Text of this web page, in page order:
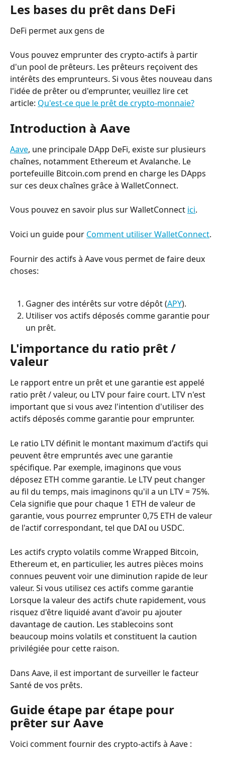
Les bases du prêt dans DeFi
DeFi permet aux gens de
Vous pouvez emprunter des crypto-actifs à partir
d'un pool de prêteurs. Les prêteurs reçoivent des
intérêts des emprunteurs. Si vous êtes nouveau dans
l'idée de prêter ou d'emprunter, veuillez lire cet
article: Qu'est-ce que le prêt de crypto-monnaie?
Introduction à Aave
Aave, une principale DApp DeFi, existe sur plusieurs
chaînes, notamment Ethereum et Avalanche. Le
portefeuille Bitcoin.com prend en charge les DApps
sur ces deux chaînes grâce à WalletConnect.
Vous pouvez en savoir plus sur WalletConnect ici.
Voici un guide pour Comment utiliser WalletConnect.
Fournir des actifs à Aave vous permet de faire deux
choses:
Gagner des intérêts sur votre dépôt (APY).
Utiliser vos actifs déposés comme garantie pour
un prêt.
L'importance du ratio prêt /
valeur
Le rapport entre un prêt et une garantie est appelé
ratio prêt / valeur, ou LTV pour faire court. LTV n'est
important que si vous avez l'intention d'utiliser des
actifs déposés comme garantie pour emprunter.
Le ratio LTV définit le montant maximum d'actifs qui
peuvent être empruntés avec une garantie
spécifique. Par exemple, imaginons que vous
déposez ETH comme garantie. Le LTV peut changer
au fil du temps, mais imaginons qu'il a un LTV = 75%.
Cela signifie que pour chaque 1 ETH de valeur de
garantie, vous pourrez emprunter 0,75 ETH de valeur
de l'actif correspondant, tel que DAI ou USDC.
Les actifs crypto volatils comme Wrapped Bitcoin,
Ethereum et, en particulier, les autres pièces moins
connues peuvent voir une diminution rapide de leur
valeur. Si vous utilisez ces actifs comme garantie
Lorsque la valeur des actifs chute rapidement, vous
risquez d'être liquidé avant d'avoir pu ajouter
davantage de caution. Les stablecoins sont
beaucoup moins volatils et constituent la caution
privilégiée pour cette raison.
Dans Aave, il est important de surveiller le facteur
Santé de vos prêts.
Guide étape par étape pour
prêter sur Aave
Voici comment fournir des crypto-actifs à Aave :